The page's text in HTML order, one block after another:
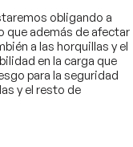
obligando a
que además de afectar
a las horquillas y el
en la carga que
para la seguridad
y el resto de